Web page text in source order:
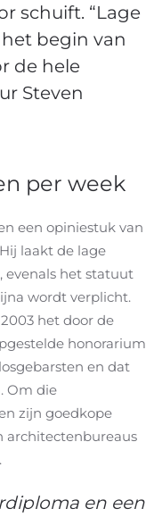
schuift. “Lage
begin van
de hele
Steven
per week
een opiniestuk van
laakt de lage
evenals het statuut
wordt verplicht.
het door de
honorarium
en dat
Om die
zijn goedkope
architectenbureaus
en een